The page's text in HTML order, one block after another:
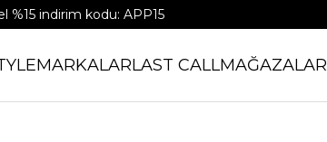
%15 indirim kodu: APP15
MARKALARLAST CALLMAĞAZALAR